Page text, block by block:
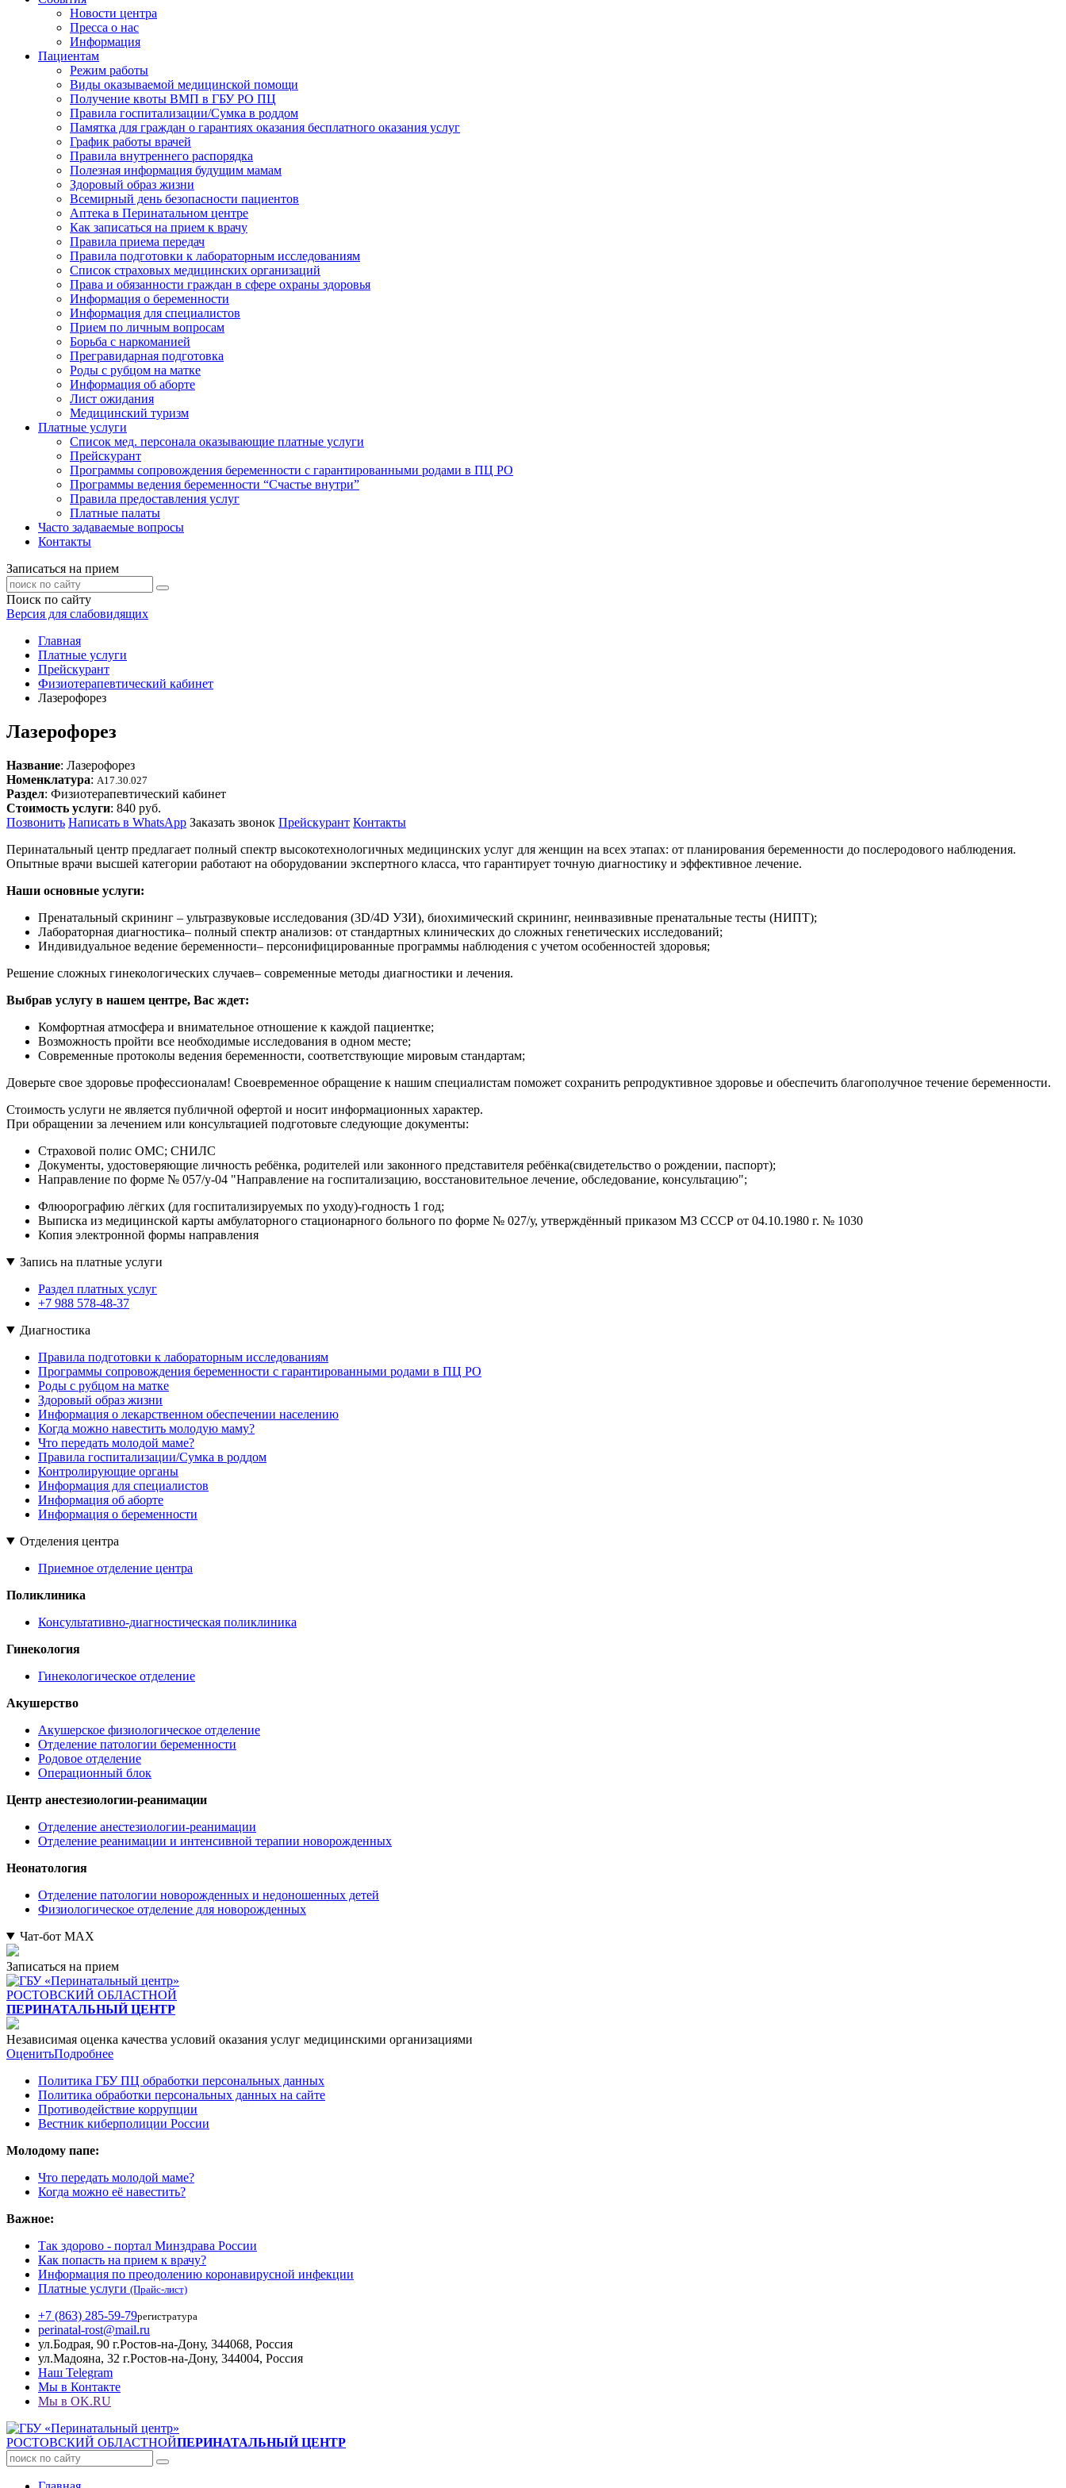
Новости центра
Пресса о нас
Информация
Пациентам
Режим работы
Виды оказываемой медицинской помощи
Получение квоты ВМП в ГБУ РО ПЦ
Правила госпитализации/Сумка в роддом
Памятка для граждан о гарантиях оказания бесплатного оказания услуг
График работы врачей
Правила внутреннего распорядка
Полезная информация будущим мамам
Здоровый образ жизни
Всемирный день безопасности пациентов
Аптека в Перинатальном центре
Как записаться на прием к врачу
Правила приема передач
Правила подготовки к лабораторным исследованиям
Список страховых медицинских организаций
Права и обязанности граждан в сфере охраны здоровья
Информация о беременности
Информация для специалистов
Прием по личным вопросам
Борьба с наркоманией
Прегравидарная подготовка
Роды с рубцом на матке
Информация об аборте
Лист ожидания
Медицинский туризм
Платные услуги
Список мед. персонала оказывающие платные услуги
Прейскурант
Программы сопровождения беременности с гарантированными родами в ПЦ РО
Программы ведения беременности “Счастье внутри”
Правила предоставления услуг
Платные палаты
Часто задаваемые вопросы
Контакты
Записаться на прием
Поиск по сайту
Версия для слабовидящих
Главная
Платные услуги
Прейскурант
Физиотерапевтический кабинет
Лазерофорез
Лазерофорез
Название: Лазерофорез
Номенклатура: A17.30.027
Раздел: Физиотерапевтический кабинет
Стоимость услуги: 840 руб.
Позвонить Написать в WhatsApp Заказать звонок Прейскурант Контакты
Перинатальный центр предлагает полный спектр высокотехнологичных медицинских услуг для женщин на всех этапах: от планирования беременности до послеродового наблюдения.
Опытные врачи высшей категории работают на оборудовании экспертного класса, что гарантирует точную диагностику и эффективное лечение.
Наши основные услуги:
Пренатальный скрининг – ультразвуковые исследования (3D/4D УЗИ), биохимический скрининг, неинвазивные пренатальные тесты (НИПТ);
Лабораторная диагностика– полный спектр анализов: от стандартных клинических до сложных генетических исследований;
Индивидуальное ведение беременности– персонифицированные программы наблюдения с учетом особенностей здоровья;
Решение сложных гинекологических случаев– современные методы диагностики и лечения.
Выбрав услугу в нашем центре, Вас ждет:
Комфортная атмосфера и внимательное отношение к каждой пациентке;
Возможность пройти все необходимые исследования в одном месте;
Современные протоколы ведения беременности, соответствующие мировым стандартам;
Доверьте свое здоровье профессионалам! Своевременное обращение к нашим специалистам поможет сохранить репродуктивное здоровье и обеспечить благополучное течение беременности.
Стоимость услуги не является публичной офертой и носит информационных характер.
При обращении за лечением или консультацией подготовьте следующие документы:
Страховой полис ОМС; СНИЛС
Документы, удостоверяющие личность ребёнка, родителей или законного представителя ребёнка(свидетельство о рождении, паспорт);
Направление по форме № 057/у-04 "Направление на госпитализацию, восстановительное лечение, обследование, консультацию";
Флюорографию лёгких (для госпитализируемых по уходу)-годность 1 год;
Выписка из медицинской карты амбулаторного стационарного больного по форме № 027/у, утверждённый приказом МЗ СССР от 04.10.1980 г. № 1030
Копия электронной формы направления
Запись на платные услуги
Раздел платных услуг
+7 988 578-48-37
Диагностика
Правила подготовки к лабораторным исследованиям
Программы сопровождения беременности с гарантированными родами в ПЦ РО
Роды с рубцом на матке
Здоровый образ жизни
Информация о лекарственном обеспечении населению
Когда можно навестить молодую маму?
Что передать молодой маме?
Правила госпитализации/Сумка в роддом
Контролирующие органы
Информация для специалистов
Информация об аборте
Информация о беременности
Отделения центра
Приемное отделение центра
Поликлиника
Консультативно-диагностическая поликлиника
Гинекология
Гинекологическое отделение
Акушерство
Акушерское физиологическое отделение
Отделение патологии беременности
Родовое отделение
Операционный блок
Центр анестезиологии-реанимации
Отделение анестезиологии-реанимации
Отделение реанимации и интенсивной терапии новорожденных
Неонатология
Отделение патологии новорожденных и недоношенных детей
Физиологическое отделение для новорожденных
Чат-бот МАХ
Записаться на прием
РОСТОВСКИЙ ОБЛАСТНОЙ
ПЕРИНАТАЛЬНЫЙ ЦЕНТР
Независимая оценка качества условий оказания услуг медицинскими организациями
ОценитьПодробнее
Политика ГБУ ПЦ обработки персональных данных
Политика обработки персональных данных на сайте
Противодействие коррупции
Вестник киберполиции России
Молодому папе:
Что передать молодой маме?
Когда можно её навестить?
Важное:
Так здорово - портал Минздрава России
Как попасть на прием к врачу?
Информация по преодолению коронавирусной инфекции
Платные услуги (Прайс-лист)
+7 (863) 285-59-79регистратура
perinatal-rost@mail.ru
ул.Бодрая, 90 г.Ростов-на-Дону, 344068, Россия
ул.Мадояна, 32 г.Ростов-на-Дону, 344004, Россия
Наш Telegram
Мы в Контакте
Мы в OK.RU
РОСТОВСКИЙ ОБЛАСТНОЙПЕРИНАТАЛЬНЫЙ ЦЕНТР